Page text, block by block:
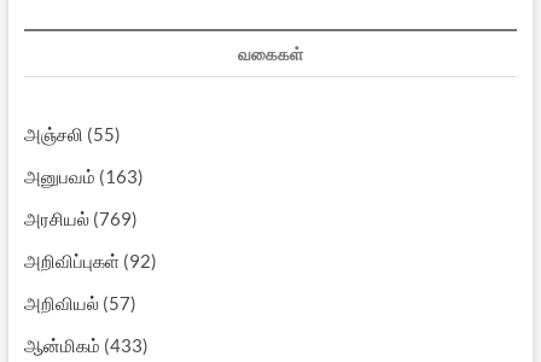
வகைகள்
அஞ்சலி (55)
அனுபவம் (163)
அரசியல்(769)
அறிவிப்புகள்(92)
அறிவியல்(57)
ஆன்மிகம் (433)